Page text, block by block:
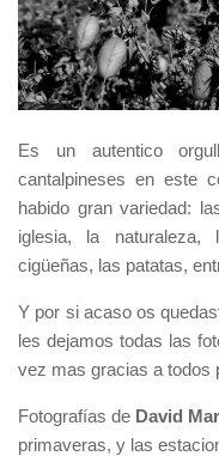
Es un autentico
cantalpineses en este
habido gran variedad:
iglesia, la naturaleza,
cigüeñas, las patatas,
Y por si acaso os
les dejamos todas las
vez mas gracias a todos
Fotografías de David
primaveras, y las